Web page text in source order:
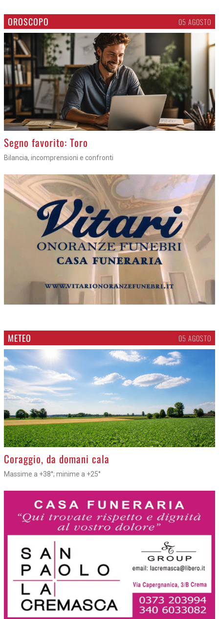
OROSCOPO 05 AGOSTO
>
Segno favorito: Toro
Bilancia, incomprensioni e confronti
METEO 05 AGOSTO
>
Coraggio, da domani cala
Massime a +38°; minime a +25°